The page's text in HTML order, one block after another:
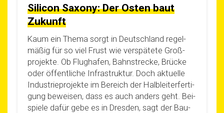
Silicon Saxony: Der Osten baut
Zukunft
Kaum ein The­ma sorgt in Deutsch­land regel­
mä­ßig für so viel Frust wie ver­spä­te­te Groß­
pro­jek­te. Ob Flug­ha­fen, Bahn­stre­cke, Brü­cke
oder öffent­li­che Infra­struk­tur. Doch aktu­el­le
Indus­trie­pro­jek­te im Bereich der Halb­lei­ter­fer­ti­
gung bewei­sen, dass es auch anders geht. Bei­
spie­le dafür gebe es in Dres­den, sagt der Bau-